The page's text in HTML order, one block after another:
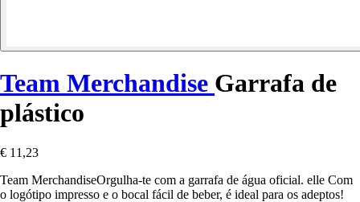
Team Merchandise Garrafa de
plástico
€ 11,23
Team MerchandiseOrgulha-te com a garrafa de água oficial. elle Com
o logótipo impresso e o bocal fácil de beber, é ideal para os adeptos!